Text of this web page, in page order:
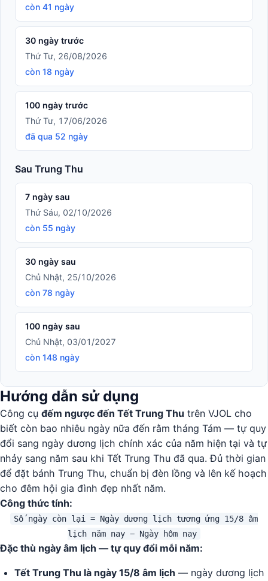
còn 41 ngày
30 ngày trước
Thứ Tư, 26/08/2026
còn 18 ngày
100 ngày trước
Thứ Tư, 17/06/2026
đã qua 52 ngày
Sau Trung Thu
7 ngày sau
Thứ Sáu, 02/10/2026
còn 55 ngày
30 ngày sau
Chủ Nhật, 25/10/2026
còn 78 ngày
100 ngày sau
Chủ Nhật, 03/01/2027
còn 148 ngày
Hướng dẫn sử dụng
Công cụ đếm ngược đến Tết Trung Thu trên VJOL cho
biết còn bao nhiêu ngày nữa đến rằm tháng Tám — tự quy
đổi sang ngày dương lịch chính xác của năm hiện tại và tự
nhảy sang năm sau khi Tết Trung Thu đã qua. Đủ thời gian
để đặt bánh Trung Thu, chuẩn bị đèn lồng và lên kế hoạch
cho đêm hội gia đình đẹp nhất năm.
Công thức tính:
Số ngày còn lại = Ngày dương lịch tương ứng 15/8 âm
lịch năm nay − Ngày hôm nay
Đặc thù ngày âm lịch — tự quy đổi mỗi năm:
Tết Trung Thu là ngày 15/8 âm lịch — ngày dương lịch